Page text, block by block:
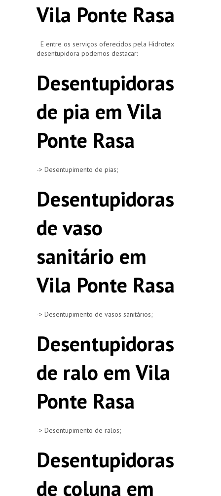
Vila Ponte Rasa
E entre os serviços oferecidos pela Hidrotex
desentupidora podemos destacar:
Desentupidoras
de pia em Vila
Ponte Rasa
-> Desentupimento de pias;
Desentupidoras
de vaso
sanitário em
Vila Ponte Rasa
-> Desentupimento de vasos sanitários;
Desentupidoras
de ralo em Vila
Ponte Rasa
-> Desentupimento de ralos;
Desentupidoras
de coluna em